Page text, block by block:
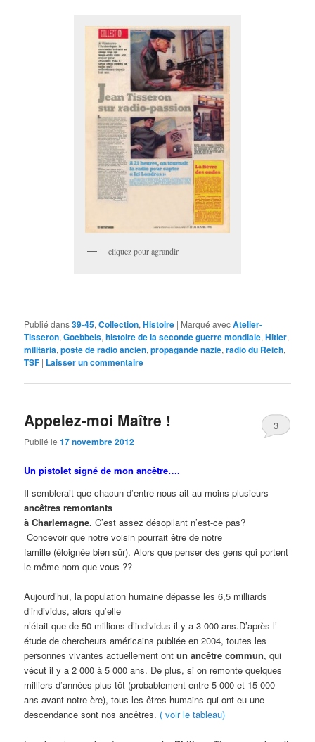
cliquez pour agrandir
Publié dans39-45,Collection,Histoire | Marqué avecAtelier-
Tisseron,Goebbels,histoire de la seconde guerre mondiale,Hitler,
militaria,poste de radio ancien,propagande nazie,radio du Reich,
TSF | Laisser un commentaire
Appelez-moi Maître !
Publié le17 novembre 2012
3
Un pistolet signé de mon ancêtre….
Il semblerait que chacun d’entre nous ait au moins plusieurs
ancêtres remontants
à Charlemagne.C’est assez désopilant n’est-ce pas?
Concevoir que notre voisin pourrait être de notre
famille (éloignée bien sûr). Alors que penser des gens qui portent
le même nom que vous ??
Aujourd’hui, la population humaine dépasse les 6,5 milliards
d’individus, alors qu’elle
n’était que de 50 millions d’individus il y a 3 000 ans.D’après l’
étude de chercheurs américains publiée en 2004, toutes les
personnes vivantes actuellement ontun ancêtre commun, qui
vécut il y a 2 000 à 5 000 ans. De plus, si on remonte quelques
milliers d’années plus tôt (probablement entre 5 000 et 15 000
ans avant notre ère), tous les êtres humains qui ont eu une
descendance sont nos ancêtres. ( voir le tableau)